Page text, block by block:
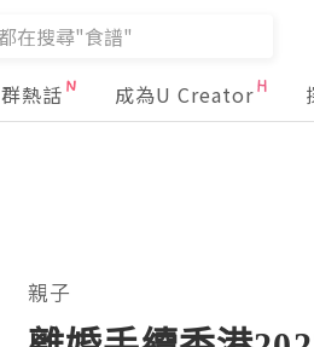
熱話 成為U Creator
親子